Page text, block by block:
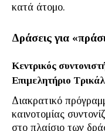
κατά άτομο.
Δράσεις για
Κεντρικός
Επιμελητήριο
Διακρατικό
καινοτομίας
στο πλαίσιο των